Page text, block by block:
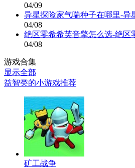
04/09
异星探险家气喘种子在哪里-异
04/08
绝区零希希芙音擎怎么选-绝区
04/08
游戏合集
显示全部
益智类的小游戏推荐
矿工战争